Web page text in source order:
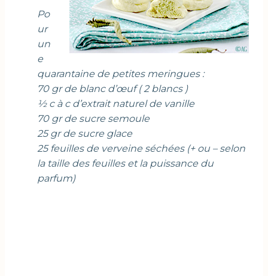
Po
ur
un
e
quarantaine de petites meringues :
70 gr de blanc d’œuf ( 2 blancs )
½ c à c d’extrait naturel de vanille
70 gr de sucre semoule
25 gr de sucre glace
25 feuilles de verveine séchées (+ ou – selon
la taille des feuilles et la puissance du
parfum)